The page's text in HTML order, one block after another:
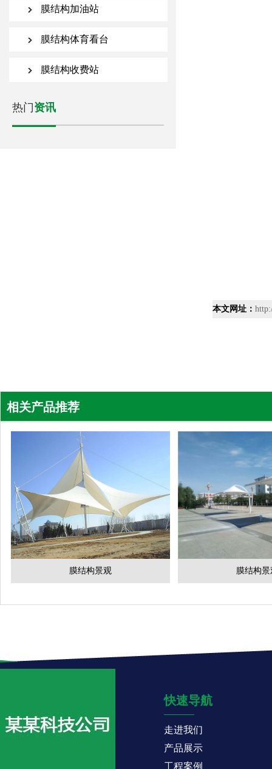
膜结构加油站
膜结构体育看台
膜结构收费站
热门 资讯
本文网址：
相关产品推荐
膜结构景观 膜结构景
快速导航
走进我们
产品展示
工程案例